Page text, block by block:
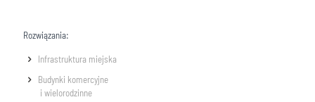
Rozwiązania:
Infrastruktura miejska
Budynki komercyjne
i wielorodzinne